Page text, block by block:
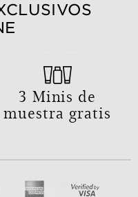
3 Minis de
muestra gratis